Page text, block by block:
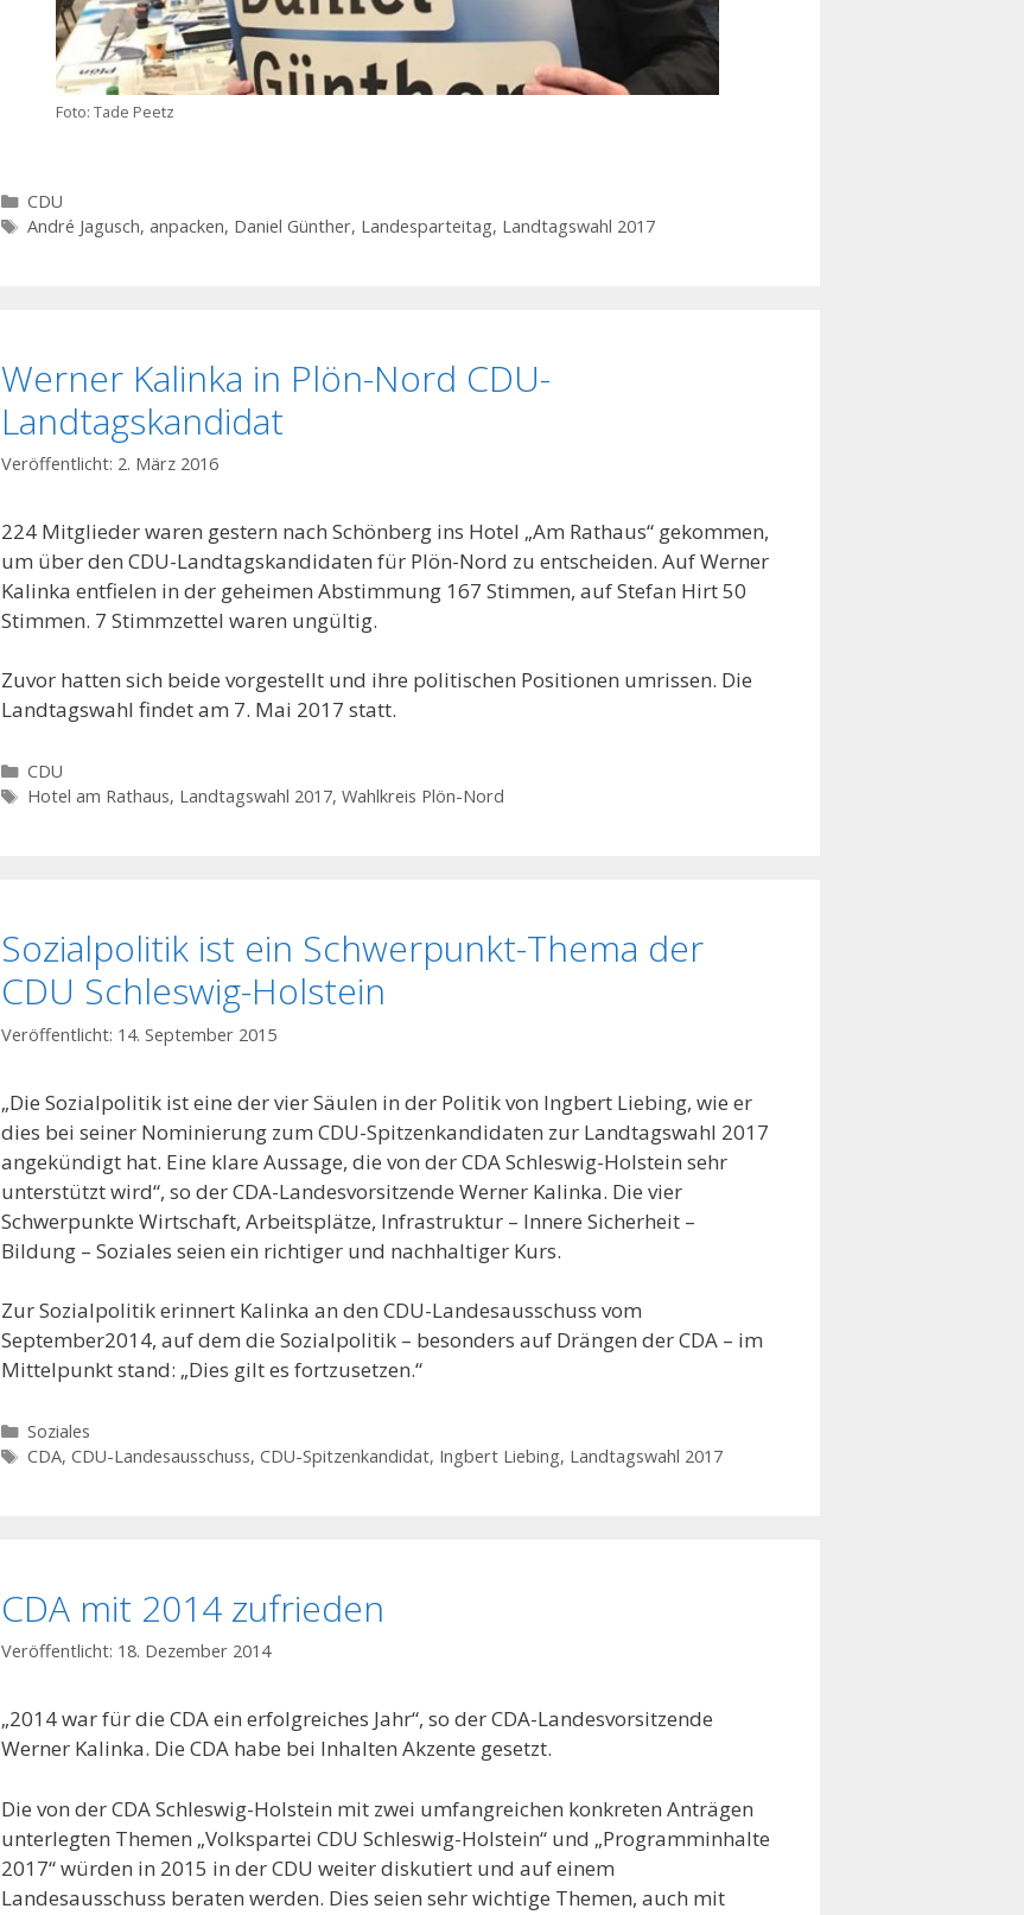
Foto: Tade Peetz
Kategorien
CDU
Schlagwörter
André Jagusch, anpacken, Daniel Günther, Landesparteitag, Landtagswahl 2017
Werner Kalinka in Plön-Nord CDU-
Landtagskandidat
2. März 2016
224 Mitglieder waren gestern nach Schönberg ins Hotel „Am Rathaus“ gekommen,
um über den CDU-Landtagskandidaten für Plön-Nord zu entscheiden. Auf Werner
Kalinka entfielen in der geheimen Abstimmung 167 Stimmen, auf Stefan Hirt 50
Stimmen. 7 Stimmzettel waren ungültig.
Zuvor hatten sich beide vorgestellt und ihre politischen Positionen umrissen. Die
Landtagswahl findet am 7. Mai 2017 statt.
Kategorien
CDU
Schlagwörter
Hotel am Rathaus, Landtagswahl 2017, Wahlkreis Plön-Nord
Sozialpolitik ist ein Schwerpunkt-Thema der
CDU Schleswig-Holstein
14. September 2015
„Die Sozialpolitik ist eine der vier Säulen in der Politik von Ingbert Liebing, wie er
dies bei seiner Nominierung zum CDU-Spitzenkandidaten zur Landtagswahl 2017
angekündigt hat. Eine klare Aussage, die von der CDA Schleswig-Holstein sehr
unterstützt wird“, so der CDA-Landesvorsitzende Werner Kalinka. Die vier
Schwerpunkte Wirtschaft, Arbeitsplätze, Infrastruktur – Innere Sicherheit –
Bildung – Soziales seien ein richtiger und nachhaltiger Kurs.
Zur Sozialpolitik erinnert Kalinka an den CDU-Landesausschuss vom
September2014, auf dem die Sozialpolitik – besonders auf Drängen der CDA – im
Mittelpunkt stand: „Dies gilt es fortzusetzen.“
Kategorien
Soziales
Schlagwörter
CDA, CDU-Landesausschuss, CDU-Spitzenkandidat, Ingbert Liebing, Landtagswahl 2017
CDA mit 2014 zufrieden
18. Dezember 2014
„2014 war für die CDA ein erfolgreiches Jahr“, so der CDA-Landesvorsitzende
Werner Kalinka. Die CDA habe bei Inhalten Akzente gesetzt.
Die von der CDA Schleswig-Holstein mit zwei umfangreichen konkreten Anträgen
unterlegten Themen „Volkspartei CDU Schleswig-Holstein“ und „Programminhalte
2017“ würden in 2015 in der CDU weiter diskutiert und auf einem
Landesausschuss beraten werden. Dies seien sehr wichtige Themen, auch mit